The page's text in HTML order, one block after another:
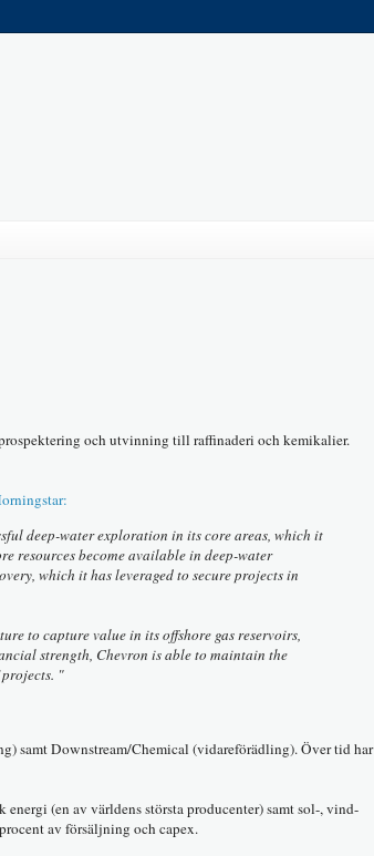
och utvinning till raffinaderi och kemikalier.
deep-water exploration in its core areas, which it
resources become available in deep-water
which it has leveraged to secure projects in
to capture value in its offshore gas reservoirs,
strength, Chevron is able to maintain the
"
samt Downstream/Chemical (vidareförädling). Över tid har
(en av världens största producenter) samt sol-, vind-
av försäljning och capex.